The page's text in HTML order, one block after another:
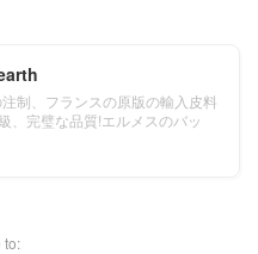
制、フランスの原版の輸入皮料
、完璧な品質!エルメスのバッ
カーフ。
to: